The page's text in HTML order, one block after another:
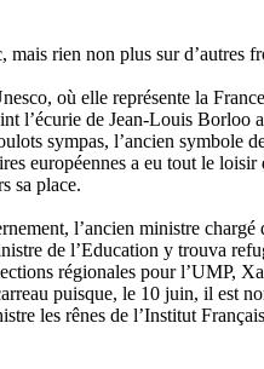
mais rien non plus sur
où elle représente la
l’écurie de Jean-Louis Borloo
sympas, l’ancien
européennes a eu tout le
sa place.
l’ancien ministre
de l’Education y trouva
régionales pour l’UMP,
puisque, le 10 juin, il est
les rênes de l’Institut